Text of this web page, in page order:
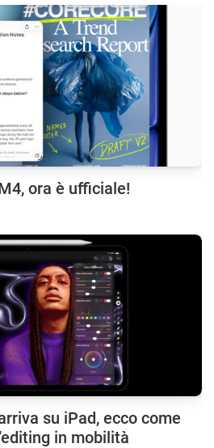
ora è ufficiale!
su iPad, ecco come
in mobilità